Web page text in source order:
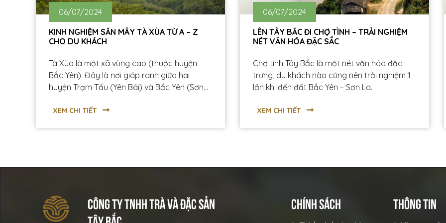
06/07/2024
KINH NGHIỆM SĂN MÂY TÀ XÙA TỪ A – Z
CHO DU KHÁCH
Tà Xùa là một xã vùng cao (thuộc huyện
Bắc Yên). Đây là nơi giáp ranh giữa hai
huyện Trạm Tấu (Yên Bái) và Bắc Yên (Sơn
lịch hấp dẫn để các bạn trẻ có thể “săn
XEM CHI TIẾT
06/07/2024
LÊN TÂY BẮC ĐI CHỢ TÌNH – TRẢI NGHIỆM
NÉT VĂN HÓA ĐẶC SẮC
Chợ tình Tây Bắc là một nét văn hóa đặc
trưng, du khách nào cũng nên trải nghiệm 1
lần khi đến đất Bắc Yên – Sơn La.
XEM CHI TIẾT
CÔNG TY TNHH TRÀ VÀ ĐẶC SẢN
CHÍNH SÁCH THÔNG TIN